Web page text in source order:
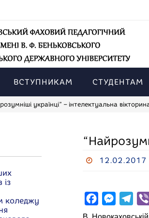
ВСТУПНИКАМ СТУДЕНТАМ
українці” – інтелектуальна
12.02.2017
M
із
коледжу